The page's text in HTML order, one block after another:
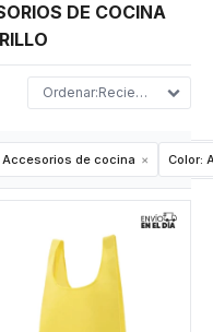
DE COCINA
Recientes
Accesorios de cocina Color: